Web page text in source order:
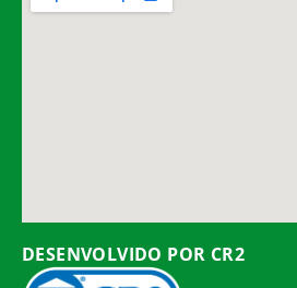
DESENVOLVIDO POR CR2